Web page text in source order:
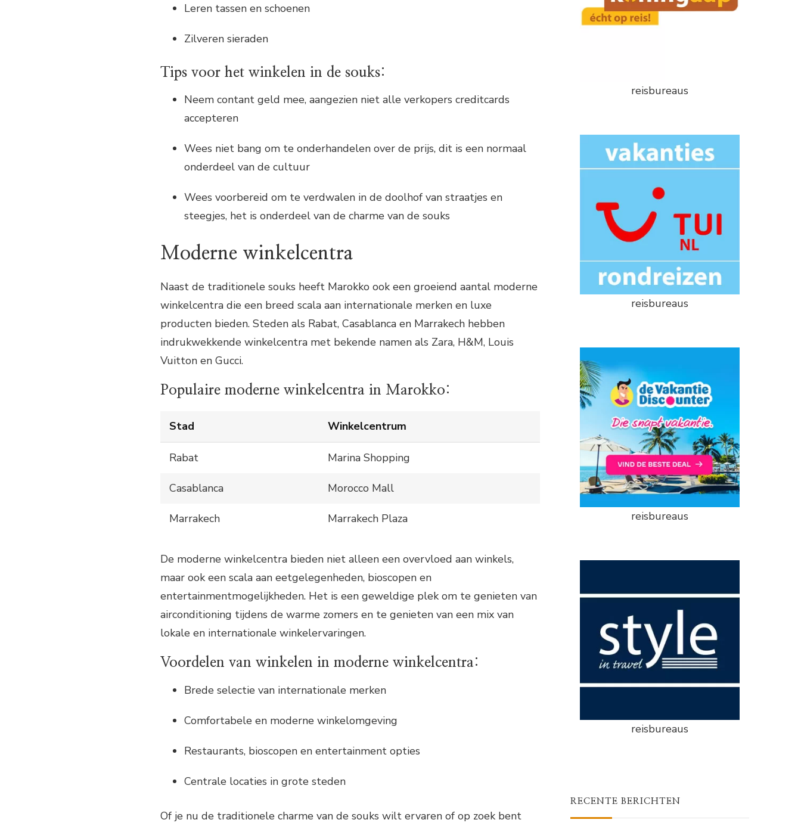
Leren tassen en schoenen
Zilveren sieraden
Tips voor het winkelen in de souks:
Neem contant geld mee, aangezien niet alle verkopers creditcards
accepteren
Wees niet bang om te onderhandelen over de prijs, dit is een normaal
onderdeel van de cultuur
Wees voorbereid om te verdwalen in de doolhof van straatjes en
steegjes, het is onderdeel van de charme van de souks
Moderne winkelcentra
Naast de traditionele souks heeft Marokko ook een groeiend aantal moderne
winkelcentra die een breed scala aan internationale merken en luxe
producten bieden. Steden als Rabat, Casablanca en Marrakech hebben
indrukwekkende winkelcentra met bekende namen als Zara, H&M, Louis
Vuitton en Gucci.
Populaire moderne winkelcentra in Marokko:
Stad Winkelcentrum
Rabat Marina Shopping
Casablanca Morocco Mall
Marrakech Marrakech Plaza
De moderne winkelcentra bieden niet alleen een overvloed aan winkels,
maar ook een scala aan eetgelegenheden, bioscopen en
entertainmentmogelijkheden. Het is een geweldige plek om te genieten van
airconditioning tijdens de warme zomers en te genieten van een mix van
lokale en internationale winkelervaringen.
Voordelen van winkelen in moderne winkelcentra:
Brede selectie van internationale merken
Comfortabele en moderne winkelomgeving
Restaurants, bioscopen en entertainment opties
Centrale locaties in grote steden
Of je nu de traditionele charme van de souks wilt ervaren of op zoek bent
reisbureaus
reisbureaus
reisbureaus
reisbureaus
RECENTE BERICHTEN